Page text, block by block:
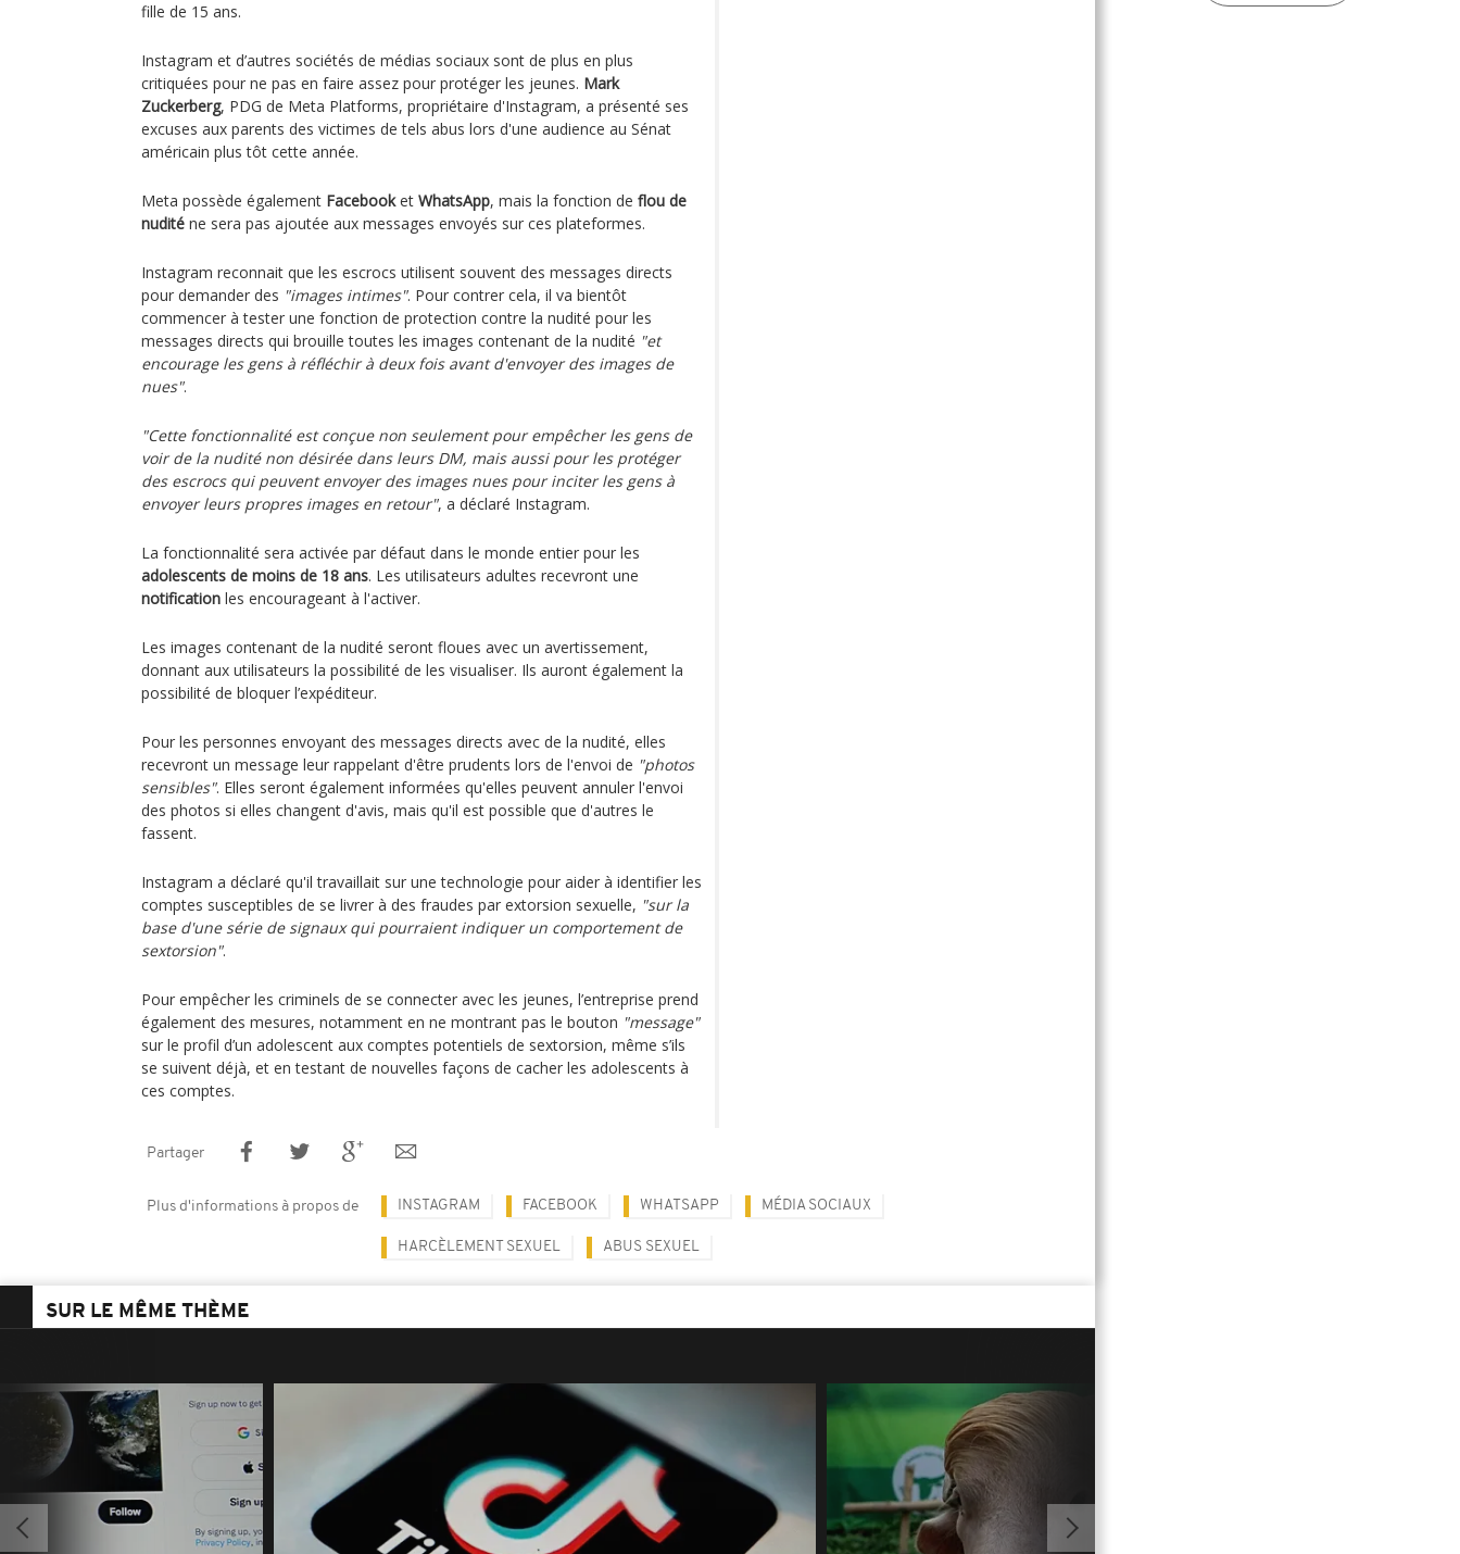
fille de 15 ans.
Instagram et d’autres sociétés de médias sociaux sont de plus en plus
critiquées pour ne pas en faire assez pour protéger les jeunes. Mark
Zuckerberg, PDG de Meta Platforms, propriétaire d'Instagram, a présenté ses
excuses aux parents des victimes de tels abus lors d'une audience au Sénat
américain plus tôt cette année.
Meta possède également Facebooket WhatsApp, mais la fonction de flou de
nudité ne sera pas ajoutée aux messages envoyés sur ces plateformes.
Instagram reconnait que les escrocs utilisent souvent des messages directs
pour demander des "images intimes". Pour contrer cela, il va bientôt
commencer à tester une fonction de protection contre la nudité pour les
messages directs qui brouille toutes les images contenant de la nudité "et
encourage les gens à réfléchir à deux fois avant d'envoyer des images de
nues".
"Cette fonctionnalité est conçue non seulement pour empêcher les gens de
voir de la nudité non désirée dans leurs DM, mais aussi pour les protéger
des escrocs qui peuvent envoyer des images nues pour inciter les gens à
envoyer leurs propres images en retour", a déclaré Instagram.
La fonctionnalité sera activée par défaut dans le monde entier pour les
adolescents de moins de 18 ans. Les utilisateurs adultes recevront une
notification les encourageant à l'activer.
Les images contenant de la nudité seront floues avec un avertissement,
donnant aux utilisateurs la possibilité de les visualiser. Ils auront également la
possibilité de bloquer l’expéditeur.
Pour les personnes envoyant des messages directs avec de la nudité, elles
recevront un message leur rappelant d'être prudents lors de l'envoi de "photos
sensibles". Elles seront également informées qu'elles peuvent annuler l'envoi
des photos si elles changent d'avis, mais qu'il est possible que d'autres le
fassent.
Instagram a déclaré qu'il travaillait sur une technologie pour aider à identifier les
comptes susceptibles de se livrer à des fraudes par extorsion sexuelle, "sur la
base d'une série de signaux qui pourraient indiquer un comportement de
sextorsion".
Pour empêcher les criminels de se connecter avec les jeunes, l’entreprise prend
également des mesures, notamment en ne montrant pas le bouton "message"
sur le profil d’un adolescent aux comptes potentiels de sextorsion, même s’ils
se suivent déjà, et en testant de nouvelles façons de cacher les adolescents à
ces comptes.
Partager
Plus d'informations à propos de INSTAGRAM FACEBOOK WHATSAPP MÉDIA SOCIAUX
HARCÈLEMENT SEXUEL ABUS SEXUEL
SUR LE MÊME THÈME